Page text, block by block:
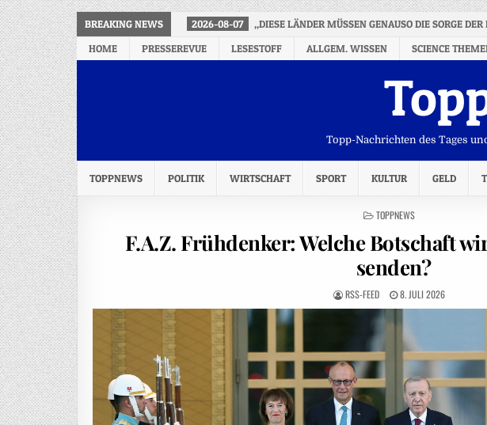
BREAKING NEWS 2026-08-07 „DIESE LÄNDER MÜSSEN GENAUSO DIE SORGE
HOME
PRESSEREVUE LESESTOFF ALLGEM. WISSEN SCIENCE
Topp-Nachrichten des Tages
TOPPNEWS POLITIK WIRTSCHAFT SPORT KULTUR GELD
POSTED
TOPPNEWS
F.A.Z. Frühdenker: Welche Botschaft
senden?
RSS-FEED 8. JULI 2026